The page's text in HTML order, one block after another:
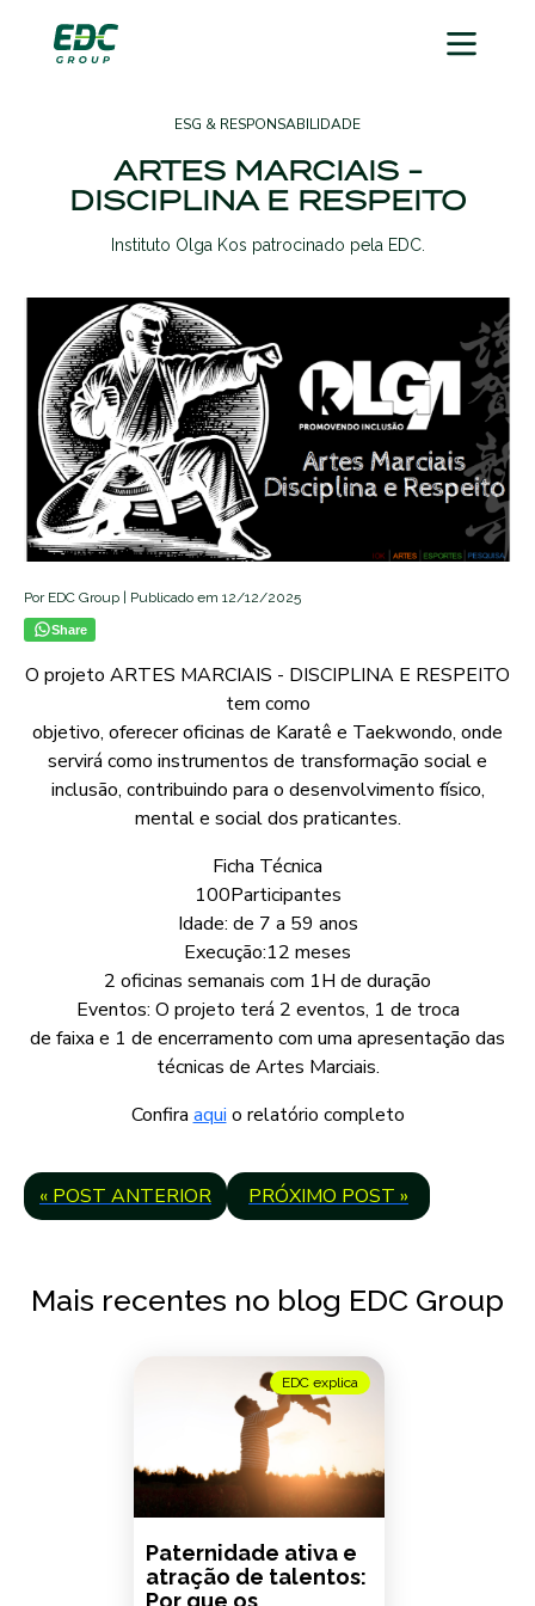
ESG & RESPONSABILIDADE
ARTES MARCIAIS -
DISCIPLINA E RESPEITO
Instituto Olga Kos patrocinado pela EDC.
Por EDC Group | Publicado em 12/12/2025
Share
O projeto ARTES MARCIAIS - DISCIPLINA E RESPEITO
tem como
objetivo, oferecer oficinas de Karatê e Taekwondo, onde
servirá como instrumentos de transformação social e
inclusão, contribuindo para o desenvolvimento físico,
mental e social dos praticantes.
Ficha Técnica
100Participantes
Idade: de 7 a 59 anos
Execução:12 meses
2 oficinas semanais com 1H de duração
Eventos: O projeto terá 2 eventos, 1 de troca
de faixa e 1 de encerramento com uma apresentação das
técnicas de Artes Marciais.
Confira aqui o relatório completo
« POST ANTERIOR PRÓXIMO POST »
Mais recentes no blog EDC Group
EDC explica
Paternidade ativa e
atração de talentos:
Por que os